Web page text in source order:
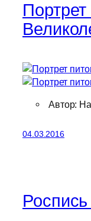
Автор:
04.03.2016
Роспись